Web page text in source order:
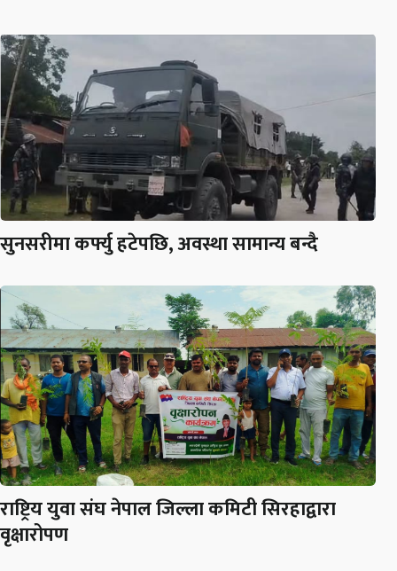
सुनसरीमा कर्फ्यु हटेपछि, अवस्था सामान्य बन्दै
राष्ट्रिय युवा संघ नेपाल जिल्ला कमिटी सिरहाद्वारा
वृक्षारोपण